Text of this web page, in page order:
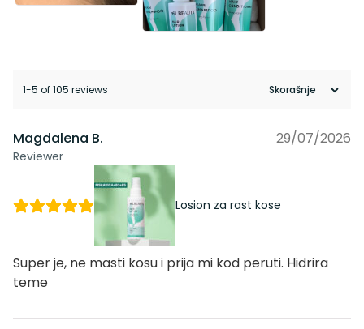
1-5 of 105 reviews
Magdalena B.
Reviewer
29/07/2026
Losion za rast kose
Super je, ne masti kosu i prija mi kod peruti. Hidrira
teme